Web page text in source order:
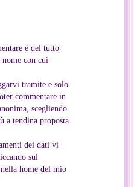
è del tutto
con cui
tramite e solo
commentare in
scegliendo
a tendina proposta
dei dati vi
sul
home del mio